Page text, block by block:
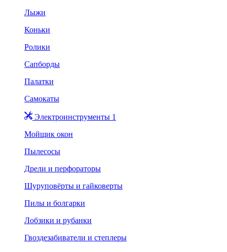
Лыжи
Коньки
Ролики
Сапборды
Палатки
Самокаты
Электроинструменты 1
Мойщик окон
Пылесосы
Дрели и перфораторы
Шуруповёрты и гайковерты
Пилы и болгарки
Лобзики и рубанки
Гвоздезабиватели и степлеры